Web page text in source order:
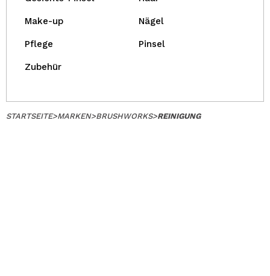
Make-up Nägel
Pflege Pinsel
Zubehür
STARTSEITE>MARKEN>BRUSHWORKS>REINIGUNG